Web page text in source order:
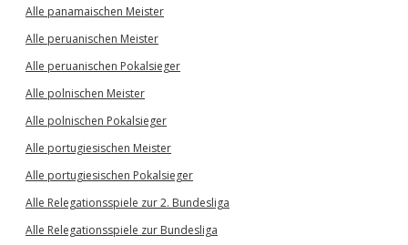
Alle panamaischen Meister
Alle peruanischen Meister
Alle peruanischen Pokalsieger
Alle polnischen Meister
Alle polnischen Pokalsieger
Alle portugiesischen Meister
Alle portugiesischen Pokalsieger
Alle Relegationsspiele zur 2. Bundesliga
Alle Relegationsspiele zur Bundesliga